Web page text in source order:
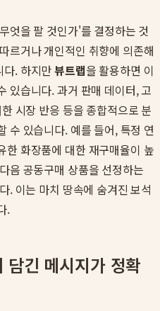
엇을 팔 것인가'를 결정하는 것
르거나 개인적인 취향에 의존해
다. 하지만뷰트랩을 활용하면 이
있습니다. 과거 판매 데이터, 고
시장 반응 등을 종합적으로 분
수 있습니다. 예를 들어, 특정 연
한 화장품에 대한 재구매율이 높
음 공동구매 상품을 선정하는
. 이는 마치 땅속에 숨겨진 보석
.
담긴 메시지가 정확